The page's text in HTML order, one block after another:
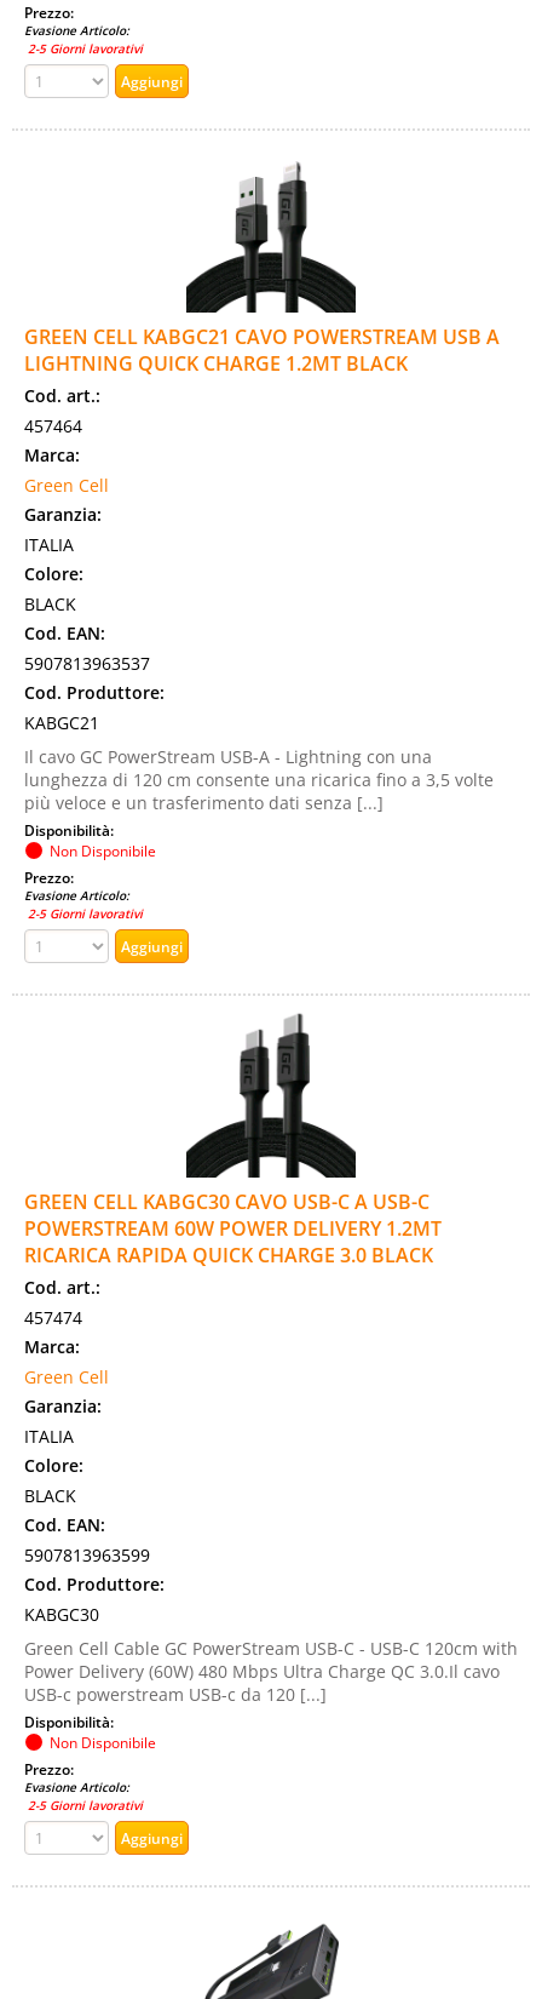
Prezzo:
Evasione Articolo:
2-5 Giorni lavorativi
GREEN CELL KABGC21 CAVO POWERSTREAM USB A
LIGHTNING QUICK CHARGE 1.2MT BLACK
Cod. art.:
457464
Marca:
Green Cell
Garanzia:
ITALIA
Colore:
BLACK
Cod. EAN:
5907813963537
Cod. Produttore:
KABGC21
Il cavo GC PowerStream USB-A - Lightning con una
lunghezza di 120 cm consente una ricarica fino a 3,5 volte
più veloce e un trasferimento dati senza [...]
Disponibilità:
Non Disponibile
Prezzo:
Evasione Articolo:
2-5 Giorni lavorativi
GREEN CELL KABGC30 CAVO USB-C A USB-C
POWERSTREAM 60W POWER DELIVERY 1.2MT
RICARICA RAPIDA QUICK CHARGE 3.0 BLACK
Cod. art.:
457474
Marca:
Green Cell
Garanzia:
ITALIA
Colore:
BLACK
Cod. EAN:
5907813963599
Cod. Produttore:
KABGC30
Green Cell Cable GC PowerStream USB-C - USB-C 120cm with
Power Delivery (60W) 480 Mbps Ultra Charge QC 3.0.Il cavo
USB-c powerstream USB-c da 120 [...]
Disponibilità:
Non Disponibile
Prezzo:
Evasione Articolo:
2-5 Giorni lavorativi